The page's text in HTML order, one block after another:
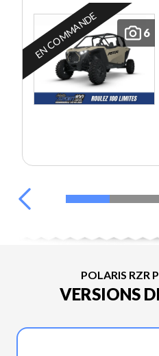
6
EN COMMANDE
POLARIS RZR
VERSIONS